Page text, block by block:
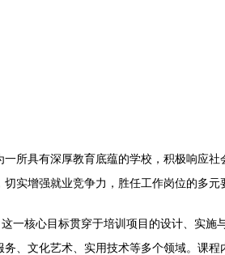
所具有深厚教育底蕴的学校，积极响应社
实增强就业竞争力，胜任工作岗位的多元
一核心目标贯穿于培训项目的设计、实施
、文化艺术、实用技术等多个领域。课程